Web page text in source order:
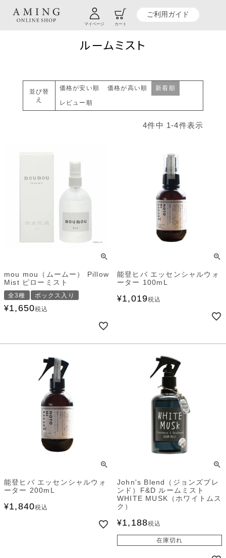
マイページ カート
ご利用ガイド
TOP 贈り物商品一覧 カテゴリーから探す アロマ＆リラクゼーション
ルームミスト
並び替
え
価格が安い順 価格が高い順 新着順
レビュー順
4件中 1-4件表示
mou mou（ムームー） Pillow
Mist ピローミスト
全3種 ボックス入り
¥1,650税込
能登ヒバ エッセンシャルウォ
ーター 100mL
¥1,019税込
能登ヒバ エッセンシャルウォ
ーター 200mL
¥1,840税込
John's Blend（ジョンズブレ
ンド）F&D ルームミスト
WHITE MUSK（ホワイトムス
ク）
¥1,188税込
在庫切れ